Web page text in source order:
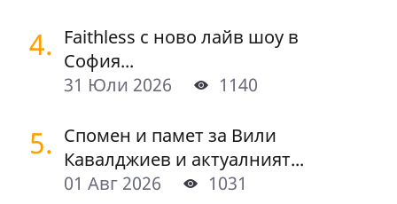
4. Faithless с ново лайв шоу в
София...
31 Юли 2026
1140
5. Спомен и памет за Вили
Кавалджиев и актуалният...
01 Авг 2026
1031